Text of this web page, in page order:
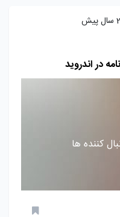
2 سال پیش
در اندروید
کننده ها